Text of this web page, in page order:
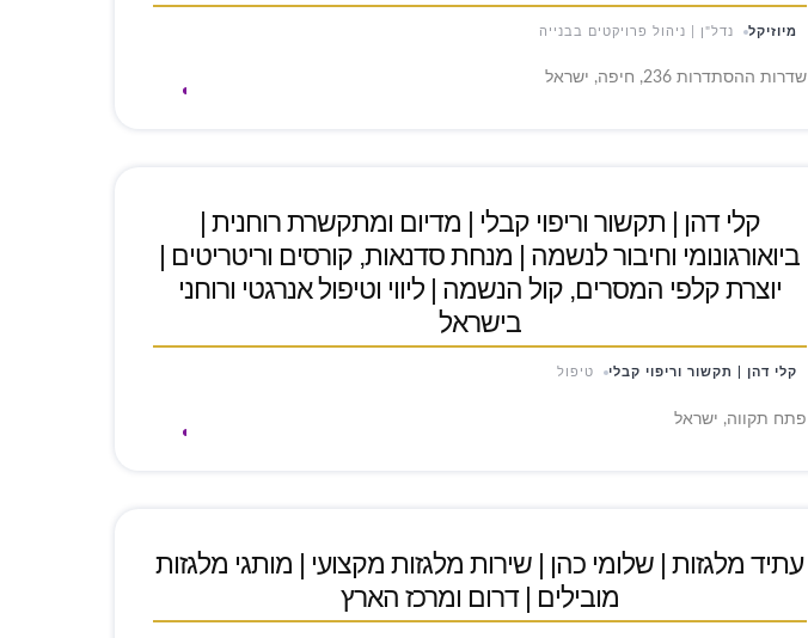
מיוזיקל נדל"ן | ניהול פרויקטים בבנייה
שדרות ההסתדרות 236, חיפה, ישראל
קלי דהן | תקשור וריפוי קבלי | מדיום ומתקשרת רוחנית |
ביואורגונומי וחיבור לנשמה | מנחת סדנאות, קורסים וריטריטים |
יוצרת קלפי המסרים, קול הנשמה | ליווי וטיפול אנרגטי ורוחני
בישראל
קלי דהן | תקשור וריפוי קבלי טיפול
פתח תקווה, ישראל
עתיד מלגזות | שלומי כהן | שירות מלגזות מקצועי | מותגי מלגזות
מובילים | דרום ומרכז הארץ